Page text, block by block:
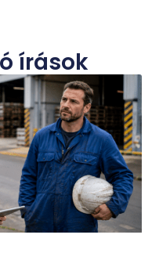
írások